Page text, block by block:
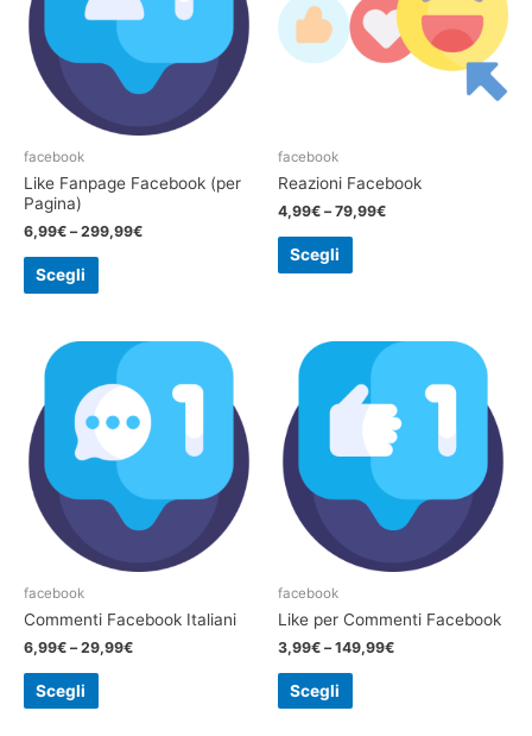
facebook
Like Fanpage Facebook (per
Pagina)
6,99€ –299,99€
Scegli
facebook
Reazioni Facebook
4,99€ –79,99€
Scegli
facebook
Commenti Facebook Italiani
6,99€ –29,99€
Scegli
facebook
Like per Commenti Facebook
3,99€ –149,99€
Scegli